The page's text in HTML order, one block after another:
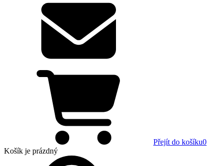
Přejít do košíku0
Košík je prázdný